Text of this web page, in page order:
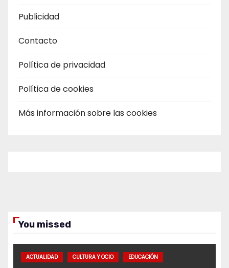
Publicidad
Contacto
Política de privacidad
Política de cookies
Más información sobre las cookies
You missed
ACTUALIDAD CULTURA Y OCIO EDUCACIÓN